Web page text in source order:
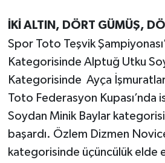
İKİ ALTIN, DÖRT GÜMÜŞ,
Spor Toto Teşvik
Kategorisinde Alptuğ Utku
Kategorisinde Ayça
Toto Federasyon Kupası’nda
Soydan Minik Baylar
başardı. Özlem Dizmen
kategorisinde üçüncülük elde